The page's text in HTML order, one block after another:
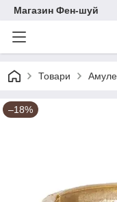
Магазин Фен-шуй
Товари
–18%